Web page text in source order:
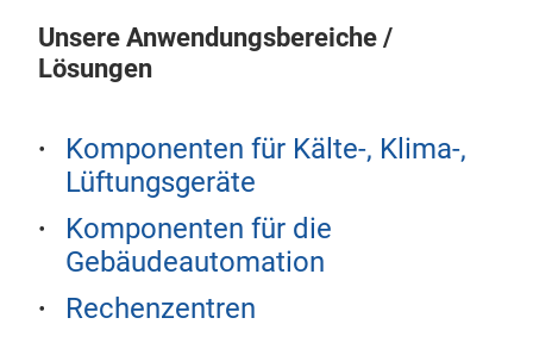
Unsere Anwendungsbereiche /
Lösungen
Komponenten für Kälte-, Klima-,
Lüftungsgeräte
Komponenten für die
Gebäudeautomation
Rechenzentren